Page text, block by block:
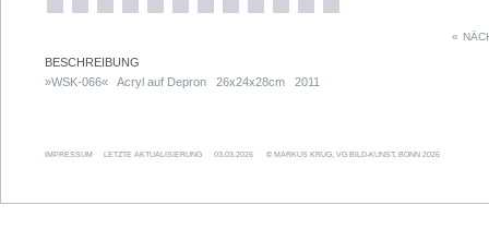
«
BESCHREIBUNG
»WSK-066« Acryl auf Depron 26x24x28cm 2011
IMPRESSUM LETZTE AKTUALISIERUNG 03.03.2026 © MARKUS KRUG, VG BILD-KUNST, BONN 2026